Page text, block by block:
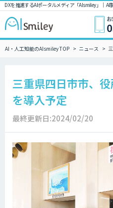
DXを推進するAIポータルメディア「AIsmiley」｜
AI・人工知能のAIsmiley TOP ニュース
三重県四日市市、
を導入予定
最終更新日:2024/02/20